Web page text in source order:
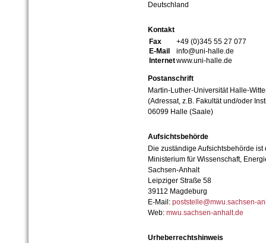
Deutschland
Kontakt
Fax
+49 (0)345 55 27 077
E-Mail
info@uni-halle.de
Internetwww.uni-halle.de
Postanschrift
Martin-Luther-Universität Halle-
(Adressat, z.B. Fakultät und/oder
06099 Halle (Saale)
Aufsichtsbehörde
Die zuständige Aufsichtsbehörde ist
Ministerium für Wissenschaft,
Sachsen-Anhalt
Leipziger Straße 58
39112 Magdeburg
E-Mail: poststelle@mwu.sachsen-
Web: mwu.sachsen-anhalt.de
Urheberrechtshinweis